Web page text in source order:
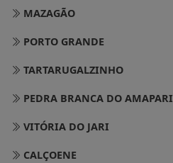
MAZAGÃO
PORTO GRANDE
TARTARUGALZINHO
PEDRA BRANCA DO AMAPARI
VITÓRIA DO JARI
CALÇOENE